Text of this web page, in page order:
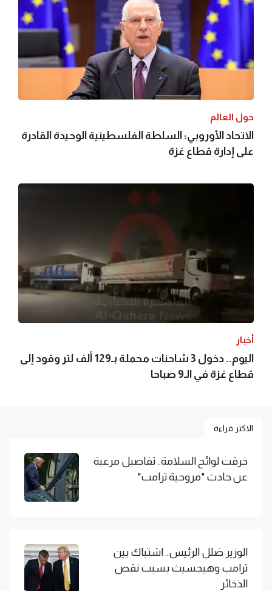
حول العالم
الاتحاد الأوروبي: السلطة الفلسطينية الوحيدة القادرة
على إدارة قطاع غزة
أخبار
اليوم.. دخول 3 شاحنات محملة بـ129 ألف لتر وقود إلى
قطاع غزة في الـ9 صباحا
الاكثر قراءة
خرقت لوائح السلامة.. تفاصيل مرعبة
عن حادث "مروحية ترامب"
الوزير ضلل الرئيس.. اشتباك بين
ترامب وهيجسيث بسبب نقص
الذخائر